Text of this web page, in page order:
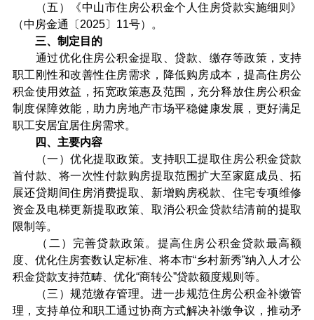
（五）《中山市住房公积金个人住房贷款实施细则》
（中房金通〔2025〕11号）。
三、制定目的
通过优化住房公积金提取、贷款、缴存等政策，支持
职工刚性和改善性住房需求，降低购房成本，提高住房公
积金使用效益，拓宽政策惠及范围，充分释放住房公积金
制度保障效能，助力房地产市场平稳健康发展，更好满足
职工安居宜居住房需求。
四、主要内容
（一）优化提取政策。支持职工提取住房公积金贷款
首付款、将一次性付款购房提取范围扩大至家庭成员、拓
展还贷期间住房消费提取、新增购房税款、住宅专项维修
资金及电梯更新提取政策、取消公积金贷款结清前的提取
限制等。
（二）完善贷款政策。提高住房公积金贷款最高额
度、优化住房套数认定标准、将本市“乡村新秀”纳入人才公
积金贷款支持范畴、优化“商转公”贷款额度规则等。
（三）规范缴存管理。进一步规范住房公积金补缴管
理，支持单位和职工通过协商方式解决补缴争议，推动矛